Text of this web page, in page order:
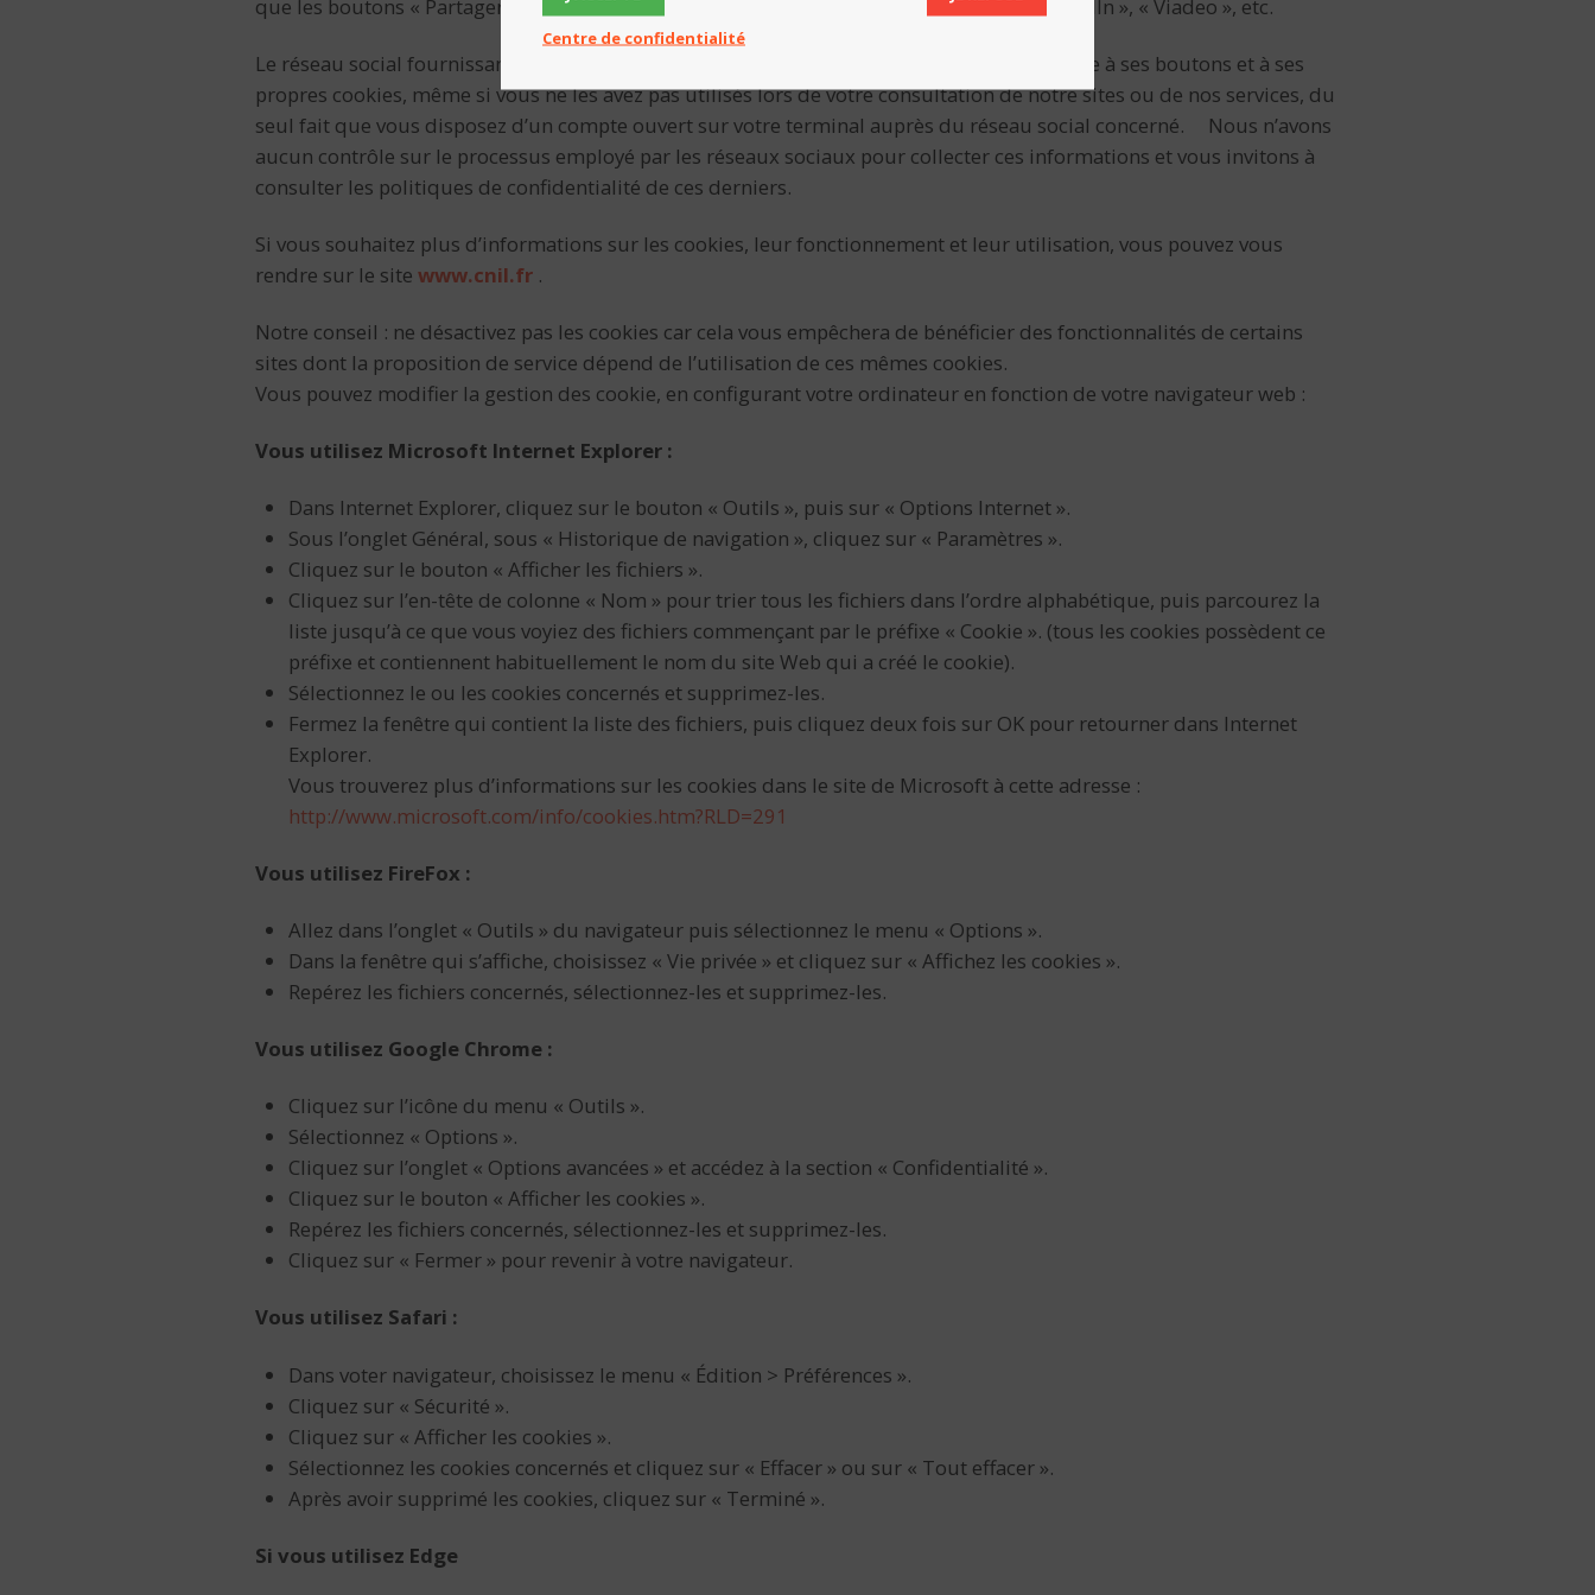
que les boutons « Partager » ou « J’aime » de Facebook, ou les boutons « Twitter », « LinkedIn », « Viadeo », etc.
Le réseau social fournissant une de ces applications est susceptible de vous identifier grâce à ses boutons et à ses
propres cookies, même si vous ne les avez pas utilisés lors de votre consultation de notre sites ou de nos services, du
seul fait que vous disposez d’un compte ouvert sur votre terminal auprès du réseau social concerné. Nous n’avons
aucun contrôle sur le processus employé par les réseaux sociaux pour collecter ces informations et vous invitons à
consulter les politiques de confidentialité de ces derniers.
Si vous souhaitez plus d’informations sur les cookies, leur fonctionnement et leur utilisation, vous pouvez vous
rendre sur le sitewww.cnil.fr .
Notre conseil : ne désactivez pas les cookies car cela vous empêchera de bénéficier des fonctionnalités de certains
sites dont la proposition de service dépend de l’utilisation de ces mêmes cookies.
Vous pouvez modifier la gestion des cookie, en configurant votre ordinateur en fonction de votre navigateur web :
Vous utilisez Microsoft Internet Explorer :
Dans Internet Explorer, cliquez sur le bouton « Outils », puis sur « Options Internet ».
Sous l’onglet Général, sous « Historique de navigation », cliquez sur « Paramètres ».
Cliquez sur le bouton « Afficher les fichiers ».
Cliquez sur l’en-tête de colonne « Nom » pour trier tous les fichiers dans l’ordre alphabétique, puis parcourez la
liste jusqu’à ce que vous voyiez des fichiers commençant par le préfixe « Cookie ». (tous les cookies possèdent ce
préfixe et contiennent habituellement le nom du site Web qui a créé le cookie).
Sélectionnez le ou les cookies concernés et supprimez-les.
Fermez la fenêtre qui contient la liste des fichiers, puis cliquez deux fois sur OK pour retourner dans Internet
Explorer.
Vous trouverez plus d’informations sur les cookies dans le site de Microsoft à cette adresse :
http://www.microsoft.com/info/cookies.htm?RLD=291
Vous utilisez FireFox :
Allez dans l’onglet « Outils » du navigateur puis sélectionnez le menu « Options ».
Dans la fenêtre qui s’affiche, choisissez « Vie privée » et cliquez sur « Affichez les cookies ».
Repérez les fichiers concernés, sélectionnez-les et supprimez-les.
Vous utilisez Google Chrome :
Cliquez sur l’icône du menu « Outils ».
Sélectionnez « Options ».
Cliquez sur l’onglet « Options avancées » et accédez à la section « Confidentialité ».
Cliquez sur le bouton « Afficher les cookies ».
Repérez les fichiers concernés, sélectionnez-les et supprimez-les.
Cliquez sur « Fermer » pour revenir à votre navigateur.
Vous utilisez Safari :
Dans voter navigateur, choisissez le menu « Édition > Préférences ».
Cliquez sur « Sécurité ».
Cliquez sur « Afficher les cookies ».
Sélectionnez les cookies concernés et cliquez sur « Effacer » ou sur « Tout effacer ».
Après avoir supprimé les cookies, cliquez sur « Terminé ».
Si vous utilisez Edge
Centre de confidentialité